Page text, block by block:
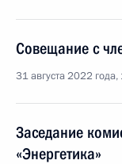
Совещание с
31 августа 2022
Заседание
«Энергетика»